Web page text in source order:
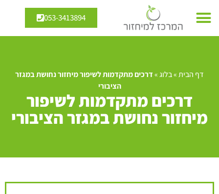
053-3413894
דף הבית»בלוג»דרכים מתקדמות לשיפור מיחזור נחושת במגזר
הציבורי
דרכים מתקדמות לשיפור
מיחזור נחושת במגזר הציבורי